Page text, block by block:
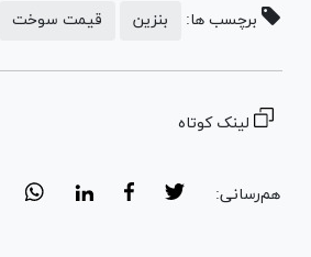
برچسب ها: بنزین قیمت سوخت
لینک کوتاه
هم‌رسانی: